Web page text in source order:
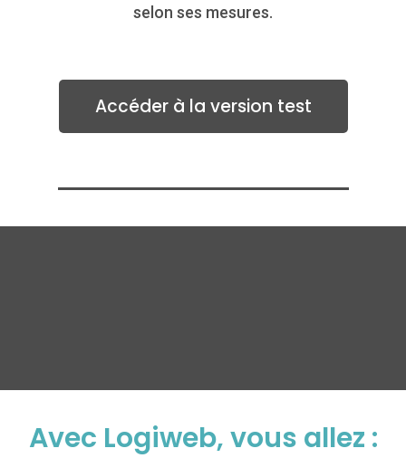
selon ses mesures.
Accéder à la version test
Avec Logiweb, vous allez :